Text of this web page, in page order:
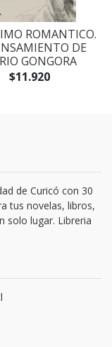
ROMANTICO.
DE
GONGORA
$11.920
de Curicó con 30
tus novelas, libros,
solo lugar. Libreria